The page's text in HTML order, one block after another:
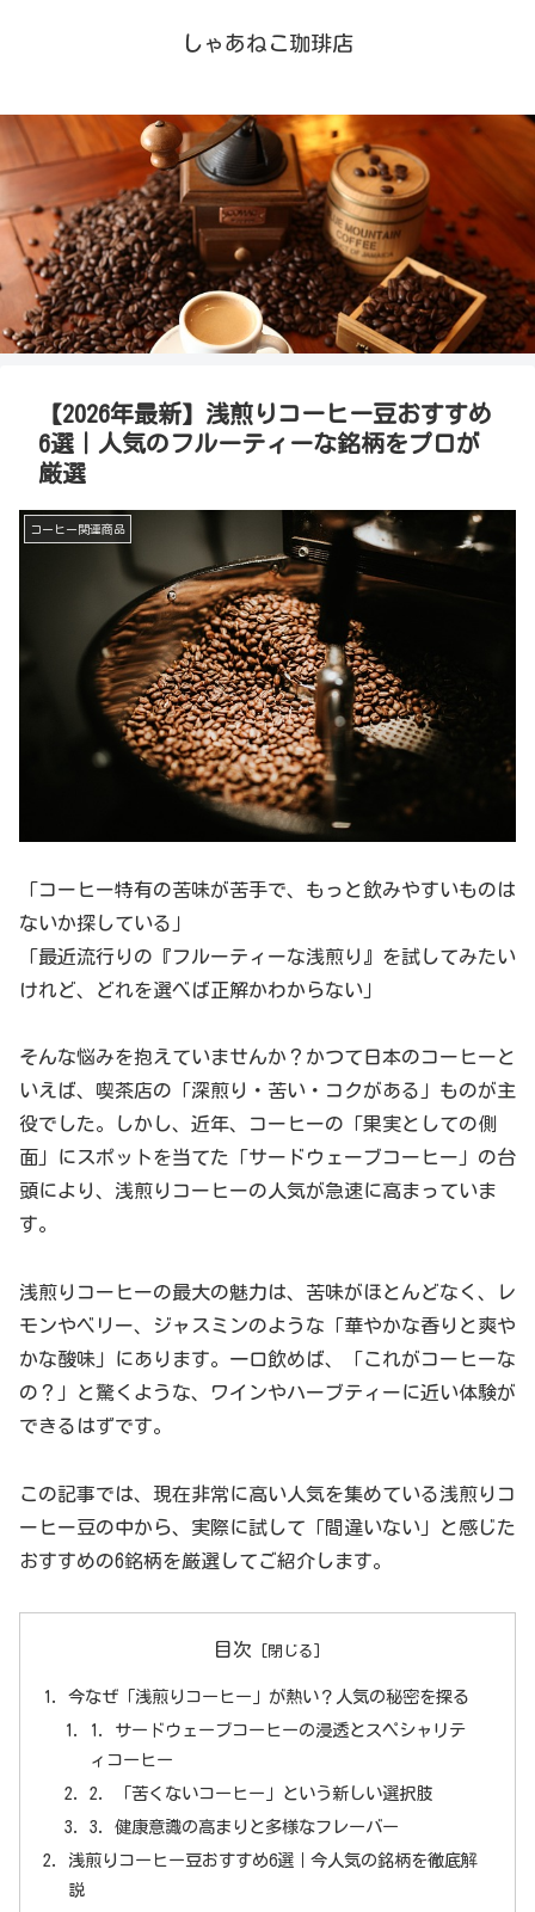
しゃあねこ珈琲店
【2026年最新】浅煎りコーヒー豆おすすめ
6選｜人気のフルーティーな銘柄をプロが
厳選
コーヒー関連商品
「コーヒー特有の苦味が苦手で、もっと飲みやすいものは
ないか探している」
「最近流行りの『フルーティーな浅煎り』を試してみたい
けれど、どれを選べば正解かわからない」
そんな悩みを抱えていませんか？かつて日本のコーヒーと
いえば、喫茶店の「深煎り・苦い・コクがある」ものが主
役でした。しかし、近年、コーヒーの「果実としての側
面」にスポットを当てた「サードウェーブコーヒー」の台
頭により、浅煎りコーヒーの人気が急速に高まっていま
す。
浅煎りコーヒーの最大の魅力は、苦味がほとんどなく、レ
モンやベリー、ジャスミンのような「華やかな香りと爽や
かな酸味」にあります。一口飲めば、「これがコーヒーな
の？」と驚くような、ワインやハーブティーに近い体験が
できるはずです。
この記事では、現在非常に高い人気を集めている浅煎りコ
ーヒー豆の中から、実際に試して「間違いない」と感じた
おすすめの6銘柄を厳選してご紹介します。
目次
今なぜ「浅煎りコーヒー」が熱い？人気の秘密を探る
1. サードウェーブコーヒーの浸透とスペシャリテ
ィコーヒー
2. 「苦くないコーヒー」という新しい選択肢
3. 健康意識の高まりと多様なフレーバー
浅煎りコーヒー豆おすすめ6選｜今人気の銘柄を徹底解
説